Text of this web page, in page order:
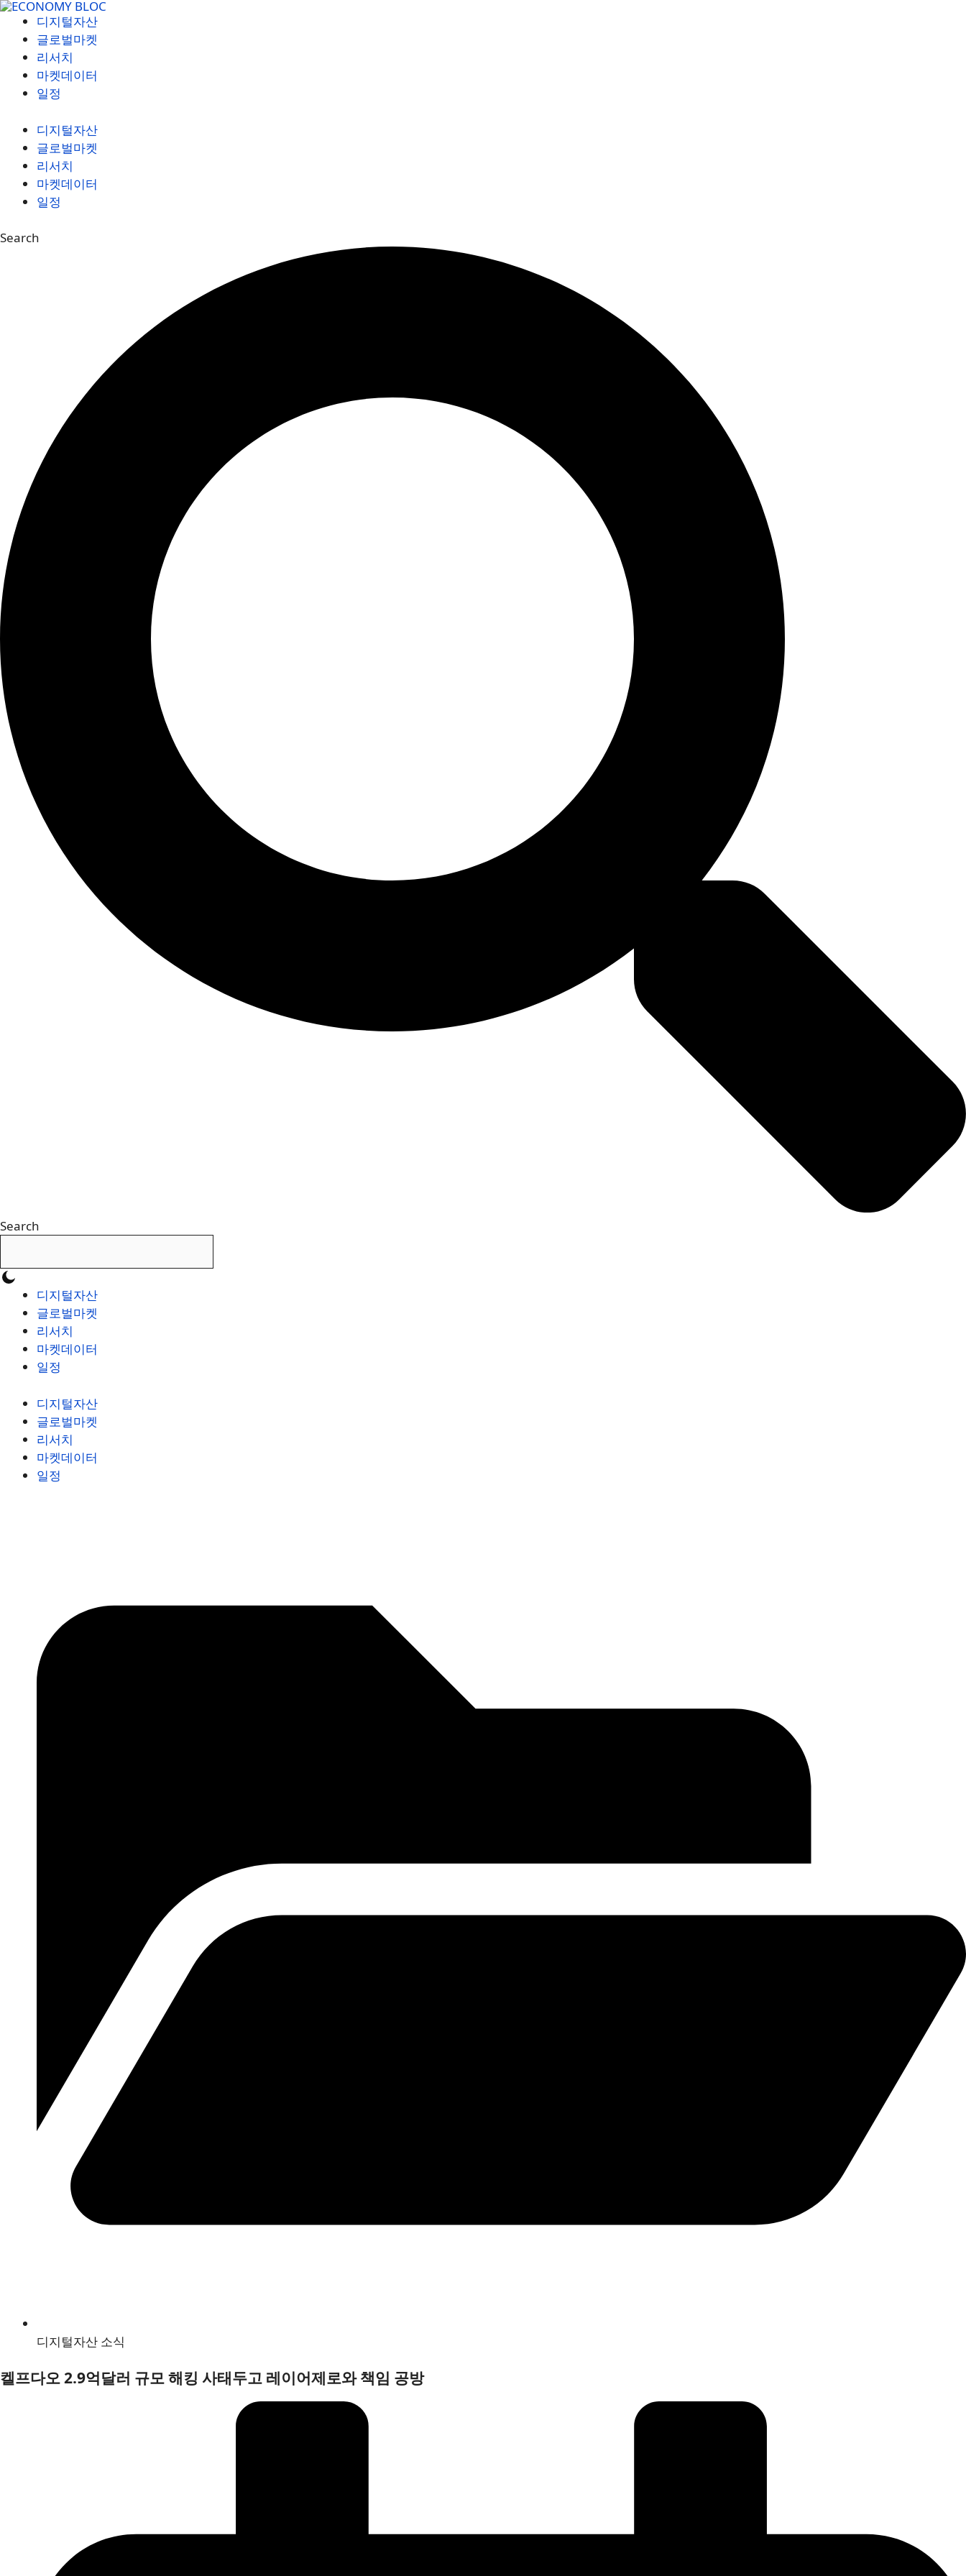
컨
디지털자산
글로벌마켓
리서치
마켓데이터
일정
디지털자산
글로벌마켓
리서치
마켓데이터
일정
Search
Search
디지털자산
글로벌마켓
리서치
마켓데이터
일정
디지털자산
글로벌마켓
리서치
마켓데이터
일정
디지털자산 소식
켈프다오 2.9억달러 규모 해킹 사태두고 레이어제로와 책임 공방